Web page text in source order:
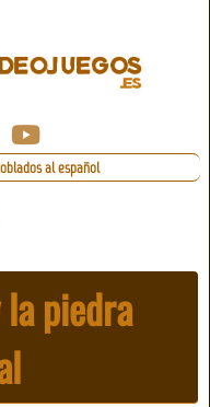
al español
piedra